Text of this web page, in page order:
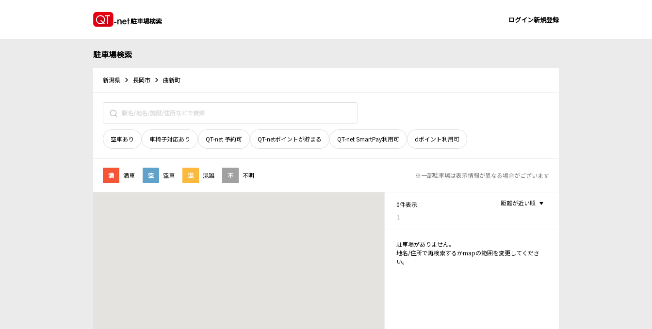
駐車場検索 ログイン新規登録
駐車場検索
新潟県 長岡市 曲新町
空車あり 車椅子対応あり QT-net 予約可 QT-netポイントが貯まる QT-net SmartPay利用可 dポイント利用可
満 満車 空 空車 混 混雑 不 不明 ※一部駐車場は表示情報が異なる場合がございます
0件表示
1
距離が近い順
駐車場がありません。
地名/住所で再検索するかmapの範囲を変更してくださ
い。